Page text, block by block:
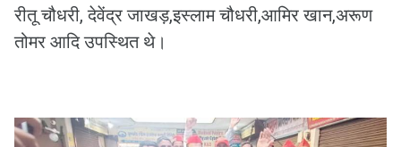
रीतू चौधरी, देवेंद्र जाखड़,इस्लाम चौधरी,आमिर खान,अरूण
तोमर आदि उपस्थित थे।